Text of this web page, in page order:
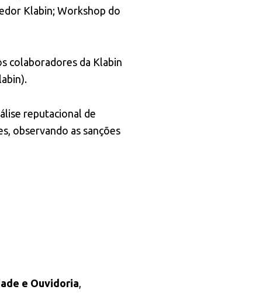
Klabin; Workshop do
colaboradores da Klabin
reputacional de
observando as sanções
e Ouvidoria,